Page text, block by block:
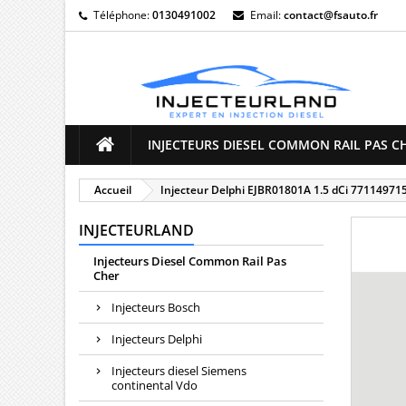
Téléphone:0130491002 Email:contact@fsauto.fr
INJECTEURS DIESEL COMMON RAIL PAS
Accueil Injecteur Delphi EJBR01801A 1.5 dCi
INJECTEURLAND
Injecteurs Diesel Common Rail Pas
Cher
Injecteurs Bosch
Injecteurs Delphi
Injecteurs diesel Siemens
continental Vdo